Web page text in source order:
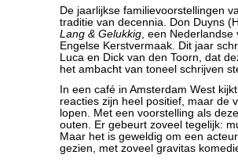
De jaarlijkse familievoorstellingen
traditie van decennia. Don Duyns
Lang & Gelukkig, een Nederlandse
Engelse Kerstvermaak. Dit jaar
Luca en Dick van den Toorn, dat
het ambacht van toneel schrijven
In een café in Amsterdam West
reacties zijn heel positief, maar de
lopen. Met een voorstelling als
outen. Er gebeurt zoveel tegelijk:
Maar het is geweldig om een
gezien, met zoveel gravitas